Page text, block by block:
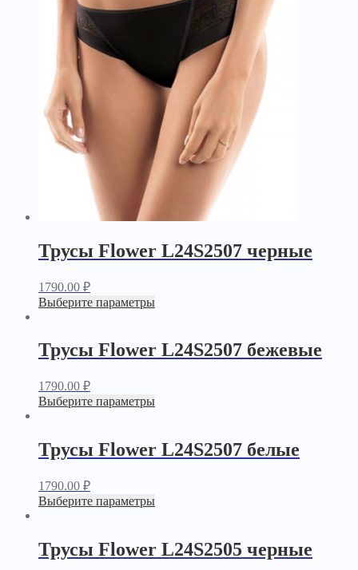
Трусы Flower L24S2507 черные
1790.00 ₽
Выберите параметры
Трусы Flower L24S2507 бежевые
1790.00 ₽
Выберите параметры
Трусы Flower L24S2507 белые
1790.00 ₽
Выберите параметры
Трусы Flower L24S2505 черные